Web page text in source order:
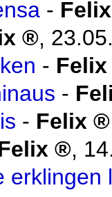
- Felix
,
- Felix
-
- Felix
,
erklingen